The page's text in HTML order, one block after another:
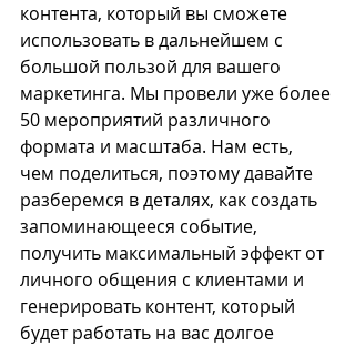
контента, который вы сможете
использовать в дальнейшем с
большой пользой для вашего
маркетинга. Мы провели уже более
50 мероприятий различного
формата и масштаба. Нам есть,
чем поделиться, поэтому давайте
разберемся в деталях, как создать
запоминающееся событие,
получить максимальный эффект от
личного общения с клиентами и
генерировать контент, который
будет работать на вас долгое